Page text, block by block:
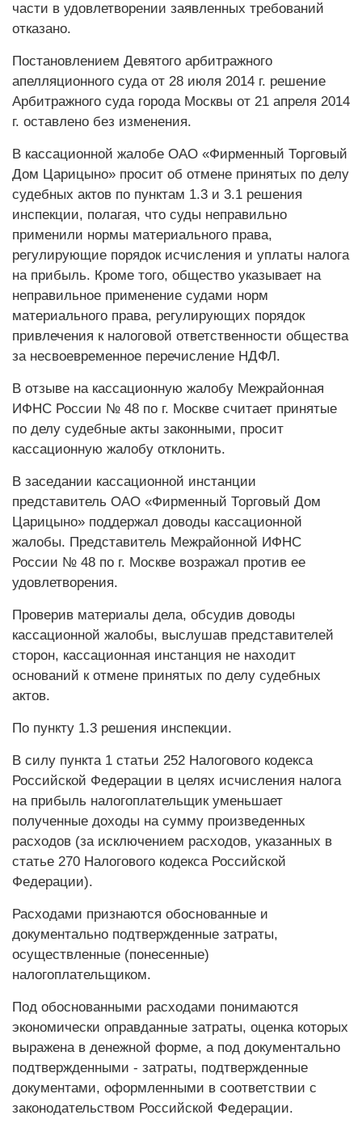
части в удовлетворении заявленных требований
отказано.
Постановлением Девятого арбитражного
апелляционного суда от 28 июля 2014 г. решение
Арбитражного суда города Москвы от 21 апреля 2014
г. оставлено без изменения.
В кассационной жалобе ОАО «Фирменный Торговый
Дом Царицыно» просит об отмене принятых по делу
судебных актов по пунктам 1.3 и 3.1 решения
инспекции, полагая, что суды неправильно
применили нормы материального права,
регулирующие порядок исчисления и уплаты налога
на прибыль. Кроме того, общество указывает на
неправильное применение судами норм
материального права, регулирующих порядок
привлечения к налоговой ответственности общества
за несвоевременное перечисление НДФЛ.
В отзыве на кассационную жалобу Межрайонная
ИФНС России № 48 по г. Москве считает принятые
по делу судебные акты законными, просит
кассационную жалобу отклонить.
В заседании кассационной инстанции
представитель ОАО «Фирменный Торговый Дом
Царицыно» поддержал доводы кассационной
жалобы. Представитель Межрайонной ИФНС
России № 48 по г. Москве возражал против ее
удовлетворения.
Проверив материалы дела, обсудив доводы
кассационной жалобы, выслушав представителей
сторон, кассационная инстанция не находит
оснований к отмене принятых по делу судебных
актов.
По пункту 1.3 решения инспекции.
В силу пункта 1 статьи 252 Налогового кодекса
Российской Федерации в целях исчисления налога
на прибыль налогоплательщик уменьшает
полученные доходы на сумму произведенных
расходов (за исключением расходов, указанных в
статье 270 Налогового кодекса Российской
Федерации).
Расходами признаются обоснованные и
документально подтвержденные затраты,
осуществленные (понесенные)
налогоплательщиком.
Под обоснованными расходами понимаются
экономически оправданные затраты, оценка которых
выражена в денежной форме, а под документально
подтвержденными - затраты, подтвержденные
документами, оформленными в соответствии с
законодательством Российской Федерации.